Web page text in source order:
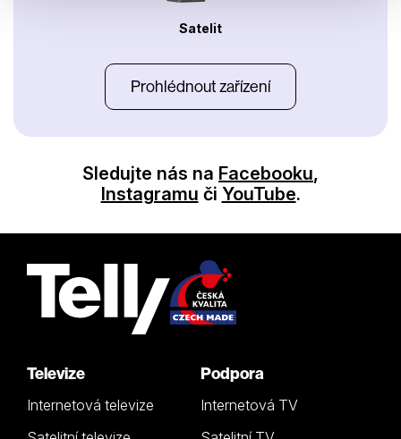
Satelit
Prohlédnout zařízení
Sledujte nás na Facebooku,
Instagramu či YouTube.
Televize
Internetová televize
Podpora
Internetová TV